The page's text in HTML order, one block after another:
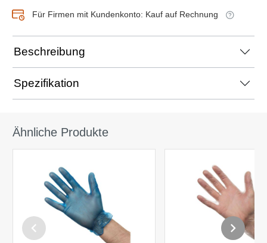
Für Firmen mit Kundenkonto: Kauf auf Rechnung
Beschreibung
Spezifikation
Ähnliche Produkte